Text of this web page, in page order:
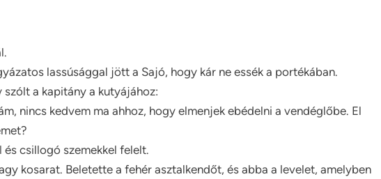
lassúsággal jött a Sajó, hogy kár ne essék a portékában.
a kapitány a kutyájához:
nincs kedvem ma ahhoz, hogy elmenjek ebédelni a vendéglőbe. El
csillogó szemekkel felelt.
kosarat. Beletette a fehér asztalkendőt, és abba a levelet, amelyben